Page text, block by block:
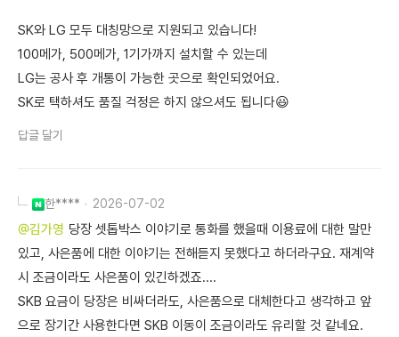
SK와 LG 모두 대칭망으로 지원되고 있습니다!
100메가, 500메가, 1기가까지 설치할 수 있는데
LG는 공사 후 개통이 가능한 곳으로 확인되었어요.
SK로 택하셔도 품질 걱정은 하지 않으셔도 됩니다😃
답글 달기
한**** 2026-07-02
@김가영 당장 셋톱박스 이야기로 통화를 했을때 이용료에 대한 말만
있고, 사은품에 대한 이야기는 전해듣지 못했다고 하더라구요. 재계약
시 조금이라도 사은품이 있긴하겠죠....
SKB 요금이 당장은 비싸더라도, 사은품으로 대체한다고 생각하고 앞
으로 장기간 사용한다면 SKB 이동이 조금이라도 유리할 것 같네요.